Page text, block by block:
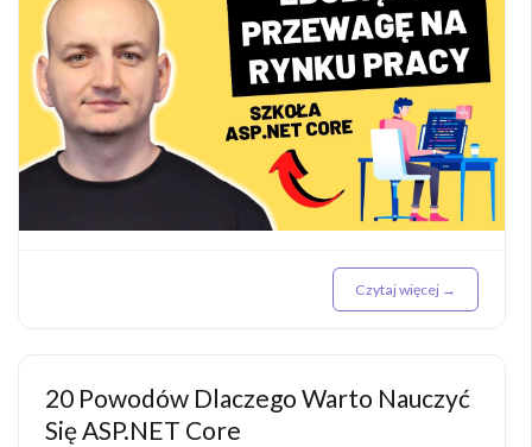
Czytaj więcej →
20 Powodów Dlaczego Warto Nauczyć
Się ASP.NET Core